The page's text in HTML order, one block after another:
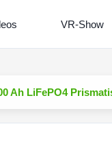
VR-Show
Ah LiFePO4